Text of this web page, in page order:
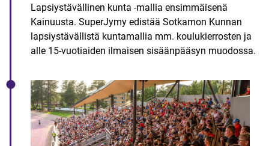
Lapsiystävällinen kunta -mallia ensimmäisenä
Kainuusta. SuperJymy edistää Sotkamon Kunnan
lapsiystävällistä kuntamallia mm. koulukierrosten ja
alle 15-vuotiaiden ilmaisen sisäänpääsyn muodossa.